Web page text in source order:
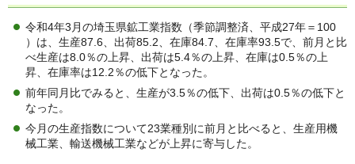
令和4年3月の埼玉県鉱工業指数（季節調整済、平成27年＝100
）は、生産87.6、出荷85.2、在庫84.7、在庫率93.5で、前月と比
べ生産は8.0％の上昇、出荷は5.4％の上昇、在庫は0.5％の上
昇、在庫率は12.2％の低下となった。
前年同月比でみると、生産が3.5％の低下、出荷は0.5％の低下と
なった。
今月の生産指数について23業種別に前月と比べると、生産用機
械工業、輸送機械工業などが上昇に寄与した。